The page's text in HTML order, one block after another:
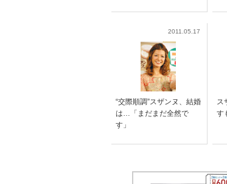
2011.05.17
“交際順調”スザンヌ、結婚
は…「まだまだ全然で
す」
ス
す